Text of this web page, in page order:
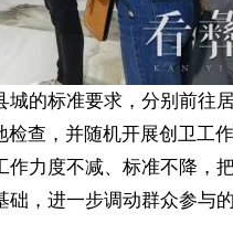
的标准要求，分别前往
查，并随机开展创卫工作
力度不减、标准不降，
，进一步调动群众参与